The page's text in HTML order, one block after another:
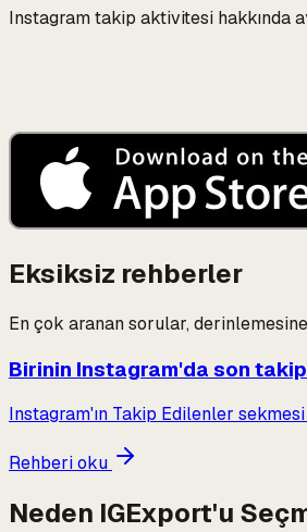
Instagram takip aktivitesi hakkında
Eksiksiz rehberler
En çok aranan sorular, derinlemesine
Birinin Instagram'da son
Instagram'ın Takip Edilenler
Rehberi oku
Neden IGExport'u